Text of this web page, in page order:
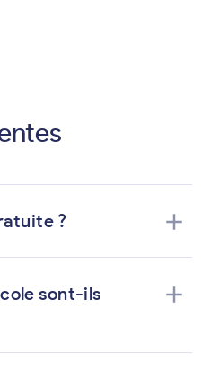
? add
sont-ils
add